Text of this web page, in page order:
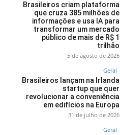
Brasileiros criam plataforma
que cruza 385 milhões de
informações e usa IA para
transformar um mercado
público de mais de R$ 1
trilhão
5 de agosto de 2026
Geral
Brasileiros lançam na Irlanda
startup que quer
revolucionar a conveniência
em edifícios na Europa
31 de julho de 2026
Geral